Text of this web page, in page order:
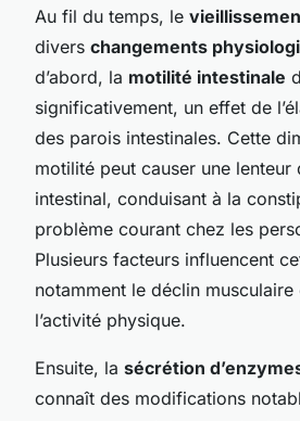
Au fil du temps, le
divers changements
d’abord, la motilité intestinale
significativement, un effet de
des parois intestinales. Cette
motilité peut causer une lenteur
intestinal, conduisant à la
problème courant chez les
Plusieurs facteurs influencent
notamment le déclin
l’activité physique.
Ensuite, la sécrétion
connaît des modifications